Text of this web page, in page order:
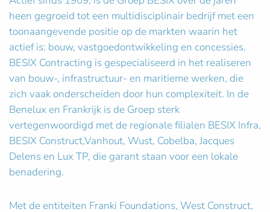
heen gegroeid tot een multidisciplinair bedrijf met een
toonaangevende positie op de markten waarin het
actief is: bouw, vastgoedontwikkeling en concessies.
BESIX Contracting is gespecialiseerd in het realiseren
van bouw-, infrastructuur- en maritieme werken, die
zich vaak onderscheiden door hun complexiteit. In de
Benelux en Frankrijk is de Groep sterk
vertegenwoordigd met de regionale filialen BESIX Infra,
BESIX Construct,Vanhout, Wust, Cobelba, Jacques
Delens en Lux TP, die garant staan voor een lokale
benadering.
Met de entiteiten Franki Foundations, West Construct,